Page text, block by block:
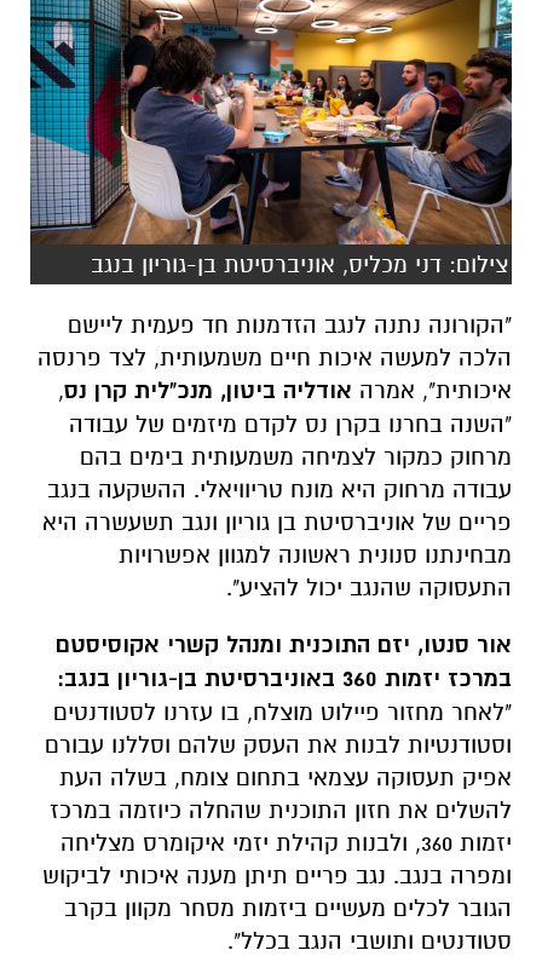
צילום: דני מכליס, אוניברסיטת בן-גוריון בנגב
"הקורונה נתנה לנגב הזדמנות חד פעמית ליישם
הלכה למעשה איכות חיים משמעותית, לצד פרנסה
איכותית", אמרה אודליה ביטון, מנכ"לית קרן נס,
"השנה בחרנו בקרן נס לקדם מיזמים של עבודה
מרחוק כמקור לצמיחה משמעותית בימים בהם
עבודה מרחוק היא מונח טריוויאלי. ההשקעה בנגב
פריים של אוניברסיטת בן גוריון ונגב תשעשרה היא
מבחינתנו סנונית ראשונה למגוון אפשרויות
התעסוקה שהנגב יכול להציע".
אור סנטו, יזם התוכנית ומנהל קשרי אקוסיסטם
במרכז יזמות 360 באוניברסיטת בן-גוריון בנגב:
"לאחר מחזור פיילוט מוצלח, בו עזרנו לסטודנטים
וסטודנטיות לבנות את העסק שלהם וסללנו עבורם
אפיק תעסוקה עצמאי בתחום צומח, בשלה העת
להשלים את חזון התוכנית שהחלה כיוזמה במרכז
יזמות 360, ולבנות קהילת יזמי איקומרס מצליחה
ומפרה בנגב. נגב פריים תיתן מענה איכותי לביקוש
הגובר לכלים מעשיים ביזמות מסחר מקוון בקרב
סטודנטים ותושבי הנגב בכלל".